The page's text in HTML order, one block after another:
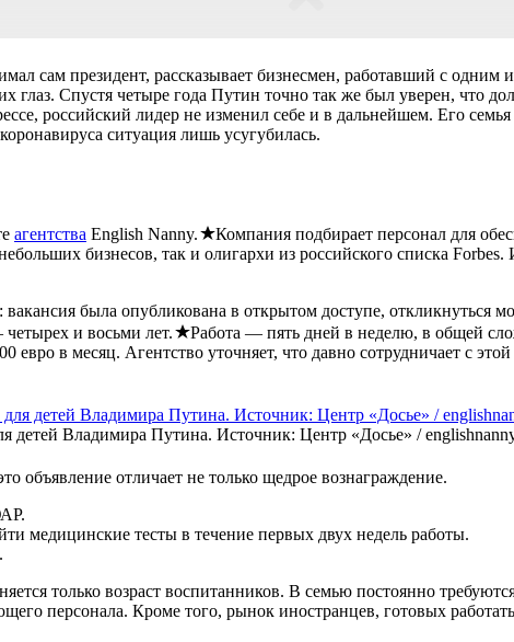
сам президент, рассказывает бизнесмен, работавший с одним
глаз. Спустя четыре года Путин точно так же был уверен, что
российский лидер не изменил себе и в дальнейшем. Его
ситуация лишь усугубилась.
агентства English Nanny.
Компания подбирает персонал для
бизнесов, так и олигархи из российского списка
была опубликована в открытом доступе, откликнуться
четырех и восьми лет.
Работа — пять дней в неделю, в общей
в месяц. Агентство уточняет, что давно сотрудничает с
детей Владимира Путина. Источник: Центр «Досье» /
объявление отличает не только щедрое вознаграждение.
медицинские тесты в течение первых двух недель работы.
только возраст воспитанников. В семью постоянно
персонала. Кроме того, рынок иностранцев, готовых